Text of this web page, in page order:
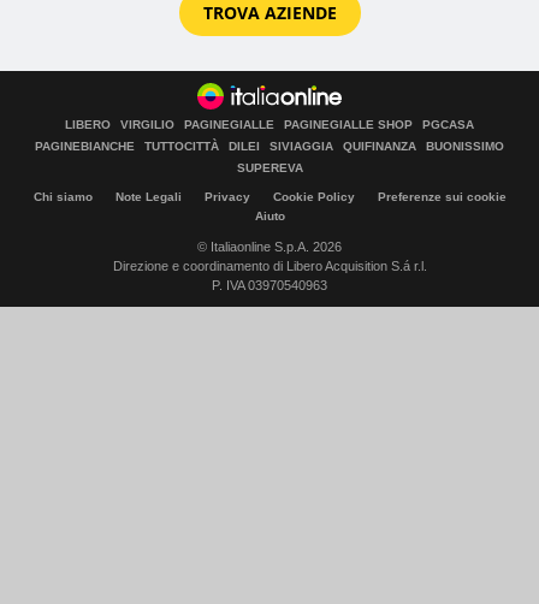
TROVA AZIENDE
LIBERO VIRGILIO PAGINEGIALLE PAGINEGIALLE SHOP
PGCASA
PAGINEBIANCHE
TUTTOCITTÀ DILEI SIVIAGGIA QUIFINANZA
BUONISSIMO
SUPEREVA
Chi siamo Note Legali Privacy Cookie Policy
Preferenze sui cookie
Aiuto
© Italiaonline S.p.A. 2026
Direzione e coordinamento di Libero Acquisition S.á r.l.
P. IVA 03970540963